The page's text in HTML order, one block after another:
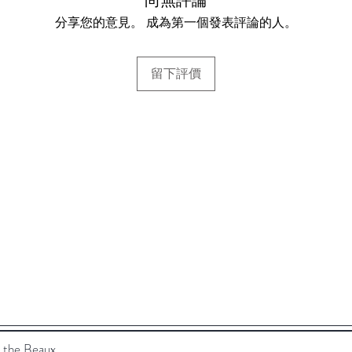
分享您的意見。 成為第一個發表評論的人。
留下評價